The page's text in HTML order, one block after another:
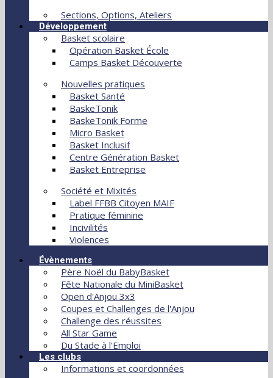
Sections, Options, Ateliers
Développement
Basket scolaire
Opération Basket École
Camps Basket Découverte
Nouvelles pratiques
Basket Santé
BaskeTonik
BaskeTonik Forme
Micro Basket
Basket Inclusif
Centre Génération Basket
Basket Entreprise
Société et Mixités
Label FFBB Citoyen MAIF
Pratique féminine
Incivilités
Violences
Évènements
Père Noël du BabyBasket
Fête Nationale du MiniBasket
Open d'Anjou 3x3
Coupes et Challenges de l'Anjou
Challenge des réussites
All Star Game
Du Stade à l'Emploi
Les clubs
Informations et coordonnées